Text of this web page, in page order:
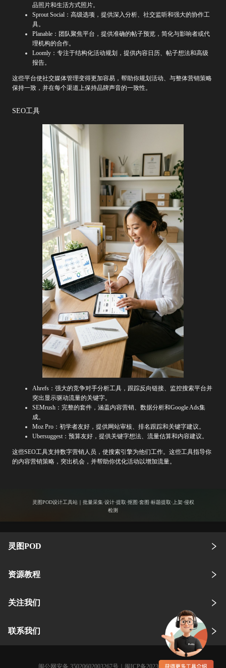
品照片和生活方式照片。
Sprout Social：高级选项，提供深入分析、社交监听和强大的协作工
具。
Planable：团队聚焦平台，提供准确的帖子预览，简化与影响者或代
理机构的合作。
Loomly：专注于结构化活动规划，提供内容日历、帖子想法和高级
报告。
这些平台使社交媒体管理变得更加容易，帮助你规划活动、与整体营销策略
保持一致，并在每个渠道上保持品牌声音的一致性。
SEO工具
Ahrefs：强大的竞争对手分析工具，跟踪反向链接、监控搜索平台并
突出显示驱动流量的关键字。
SEMrush：完整的套件，涵盖内容营销、数据分析和Google Ads集
成。
Moz Pro：初学者友好，提供网站审核、排名跟踪和关键字建议。
Ubersuggest：预算友好，提供关键字想法、流量估算和内容建议。
这些SEO工具支持数字营销人员，使搜索引擎为他们工作。这些工具指导你
的内容营销策略，突出机会，并帮助你优化活动以增加流量。
灵图POD设计工具站｜批量采集·设计·提取·抠图·套图·标题提取·上架·侵权
检测
灵图POD
资源教程
关注我们
联系我们
闽公网安备 35020602003267号 闽ICP备2023005359号-3